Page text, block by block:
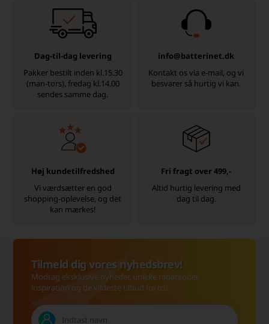
Dag-til-dag levering
Pakker bestilt inden kl.15.30
(man-tors), fredag kl.14.00
sendes samme dag.
info@batterinet.dk
Kontakt os via e-mail, og vi
besvarer så hurtig vi kan.
Høj kundetilfredshed
Vi værdsætter en god
shopping-oplevelse, og det
kan mærkes!
Fri fragt over 499,-
Altid hurtig levering med
dag til dag.
Tilmeld dig vores nyhedsbrev!
Modtag eksklusive nyheder, unikke rabatkoder,
inspiration og de vildeste tilbud fra os!